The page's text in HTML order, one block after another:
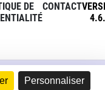
Personnaliser
DE
CONTACT